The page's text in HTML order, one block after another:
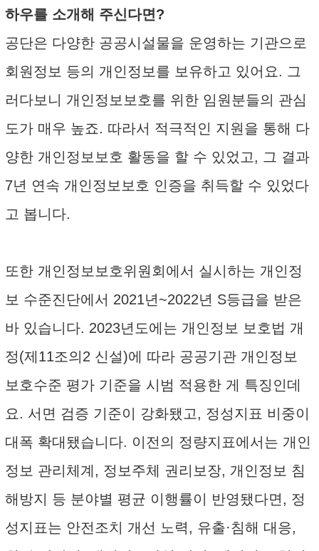
하우를 소개해 주신다면?
공단은 다양한 공공시설물을 운영하는 기관으로
회원정보 등의 개인정보를 보유하고 있어요. 그
러다보니 개인정보보호를 위한 임원분들의 관심
도가 매우 높죠. 따라서 적극적인 지원을 통해 다
양한 개인정보보호 활동을 할 수 있었고, 그 결과
7년 연속 개인정보보호 인증을 취득할 수 있었다
고 봅니다.
또한 개인정보보호위원회에서 실시하는 개인정
보 수준진단에서 2021년~2022년 S등급을 받은
바 있습니다. 2023년도에는 개인정보 보호법 개
정(제11조의2 신설)에 따라 공공기관 개인정보
보호수준 평가 기준을 시범 적용한 게 특징인데
요. 서면 검증 기준이 강화됐고, 정성지표 비중이
대폭 확대됐습니다. 이전의 정량지표에서는 개인
정보 관리체계, 정보주체 권리보장, 개인정보 침
해방지 등 분야별 평균 이행률이 반영됐다면, 정
성지표는 안전조치 개선 노력, 유출·침해 대응,